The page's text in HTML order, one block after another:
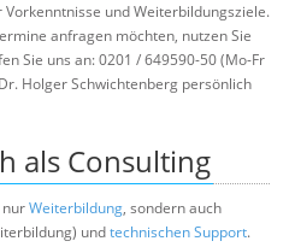
Vorkenntnisse und Weiterbildungsziele.
anfragen möchten, nutzen Sie
Sie uns an: 0201 / 649590-50 (Mo-Fr
Holger Schwichtenberg persönlich
als Consulting
nurWeiterbildung, sondern auch
undtechnischen Support.